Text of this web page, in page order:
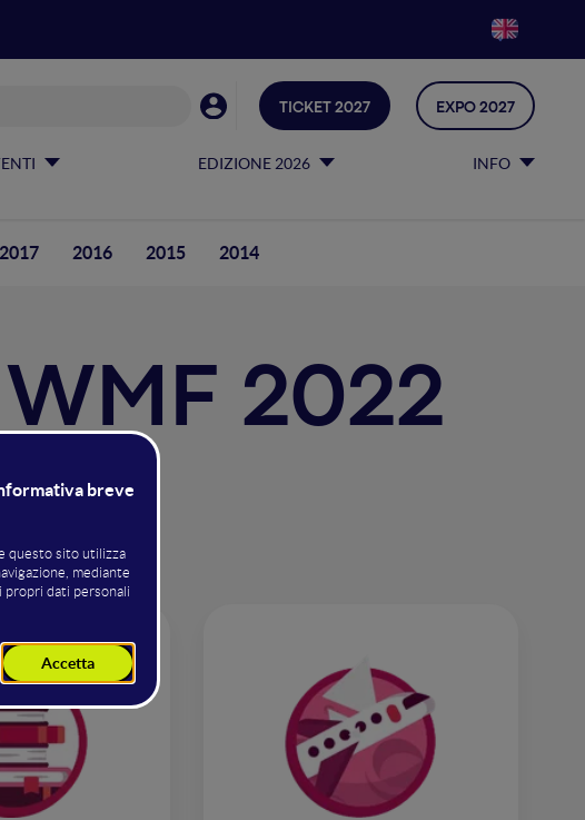
EDIZIONE 2026 INFO
TICKET 2027 EXPO 2027
2017 2016 2015 2014
2022